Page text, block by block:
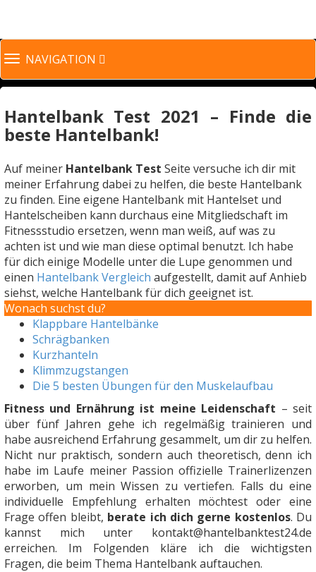
TOGGLE
NAVIGATION
Hantelbank Test 2021 – Finde die
beste Hantelbank!
Auf meiner Hantelbank Test Seite versuche ich dir mit
meiner Erfahrung dabei zu helfen, die beste Hantelbank
zu finden. Eine eigene Hantelbank mit Hantelset und
Hantelscheiben kann durchaus eine Mitgliedschaft im
Fitnessstudio ersetzen, wenn man weiß, auf was zu
achten ist und wie man diese optimal benutzt. Ich habe
für dich einige Modelle unter die Lupe genommen und
einen Hantelbank Vergleich aufgestellt, damit auf Anhieb
siehst, welche Hantelbank für dich geeignet ist.
Wonach suchst du?
Klappbare Hantelbänke
Schrägbanken
Kurzhanteln
Klimmzugstangen
Die 5 besten Übungen für den Muskelaufbau
Fitness und Ernährung ist meine Leidenschaft – seit
über fünf Jahren gehe ich regelmäßig trainieren und
habe ausreichend Erfahrung gesammelt, um dir zu helfen.
Nicht nur praktisch, sondern auch theoretisch, denn ich
habe im Laufe meiner Passion offizielle Trainerlizenzen
erworben, um mein Wissen zu vertiefen. Falls du eine
individuelle Empfehlung erhalten möchtest oder eine
Frage offen bleibt, berate ich dich gerne kostenlos. Du
kannst mich unter kontakt@hantelbanktest24.de
erreichen. Im Folgenden kläre ich die wichtigsten
Fragen, die beim Thema Hantelbank auftauchen.